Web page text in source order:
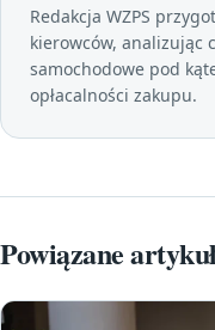
Redakcja WZPS
kierowców, analizując
samochodowe pod
opłacalności zakupu.
Powiązane